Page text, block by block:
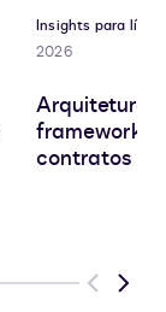
Insights para
2026
Arquitetura
frameworks
contratos
Previous
Next